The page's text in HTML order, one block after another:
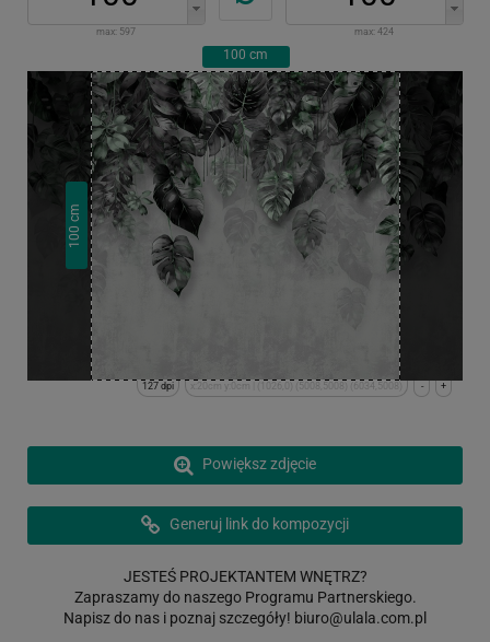
max: 597 max: 424
100 cm
100
cm
+
-
x:20cm y:0cm | (1026,0) (5008,5008) (6034,5008)
127 dpi
Powiększ zdjęcie
Generuj link do kompozycji
JESTEŚ PROJEKTANTEM WNĘTRZ?
Zapraszamy do naszego Programu Partnerskiego.
Napisz do nas i poznaj szczegóły! biuro@ulala.com.pl